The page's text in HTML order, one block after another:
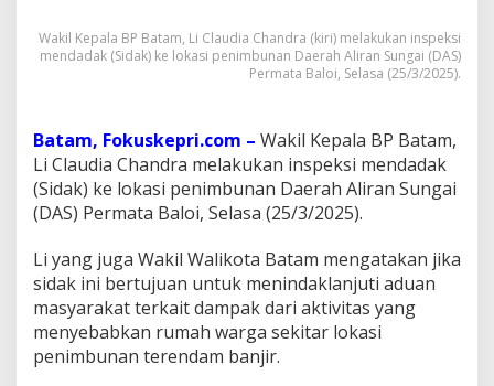
y
a
a
t
,
L
i
l
a
d
i
a
Wakil Kepala BP Batam, Li Claudia Chandra (kiri) melakukan inspeksi
mendadak (Sidak) ke lokasi penimbunan Daerah Aliran Sungai (DAS)
Permata Baloi, Selasa (25/3/2025).
Batam, Fokuskepri.com – Wakil Kepala BP Batam,
Li Claudia Chandra melakukan inspeksi mendadak
(Sidak) ke lokasi penimbunan Daerah Aliran Sungai
(DAS) Permata Baloi, Selasa (25/3/2025).
Li yang juga Wakil Walikota Batam mengatakan jika
sidak ini bertujuan untuk menindaklanjuti aduan
masyarakat terkait dampak dari aktivitas yang
menyebabkan rumah warga sekitar lokasi
penimbunan terendam banjir.